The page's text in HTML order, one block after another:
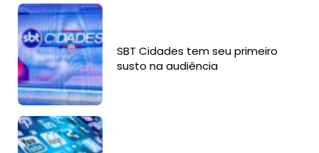
SBT Cidades tem seu primeiro
susto na audiência